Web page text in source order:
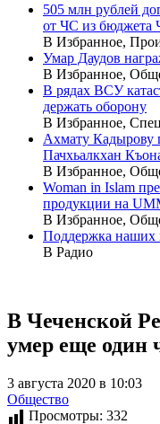
505 млн рублей
от ЧС из бюджета
В Избранное,
Умар Даудов
В Избранное,
В рядах ВСУ
держать оборону
В Избранное,
Ахмату Кадырову
Пачхьалкхан
В Избранное,
Woman in Islam
продукции на
В Избранное,
Поддержка наших
В Радио
В Чеченской
умер еще один
3 августа 2020 в 10:03
Общество
Просмотры: 332